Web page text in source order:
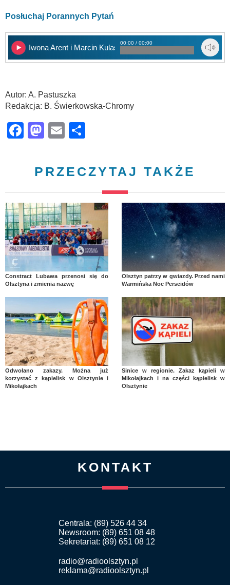
Posłuchaj Porannych Pytań
Iwona Arent i Marcin Kulasek
00:00 / 00:00
Autor: A. Pastuszka
Redakcja: B. Świerkowska-Chromy
Facebook
Mastodon
Email
PRZECZYTAJ TAKŻE
Constract Lubawa przenosi się do
Olsztyna i zmienia nazwę
Olsztyn patrzy w gwiazdy. Przed nami
Warmińska Noc Perseidów
Odwołano zakazy. Można już
korzystać z kąpielisk w Olsztynie i
Mikołajkach
Sinice w regionie. Zakaz kąpieli w
Mikołajkach i na części kąpielisk w
Olsztynie
KONTAKT
Centrala: (89) 526 44 34
Newsroom: (89) 651 08 48
Sekretariat: (89) 651 08 12
radio@radioolsztyn.pl
reklama@radioolsztyn.pl